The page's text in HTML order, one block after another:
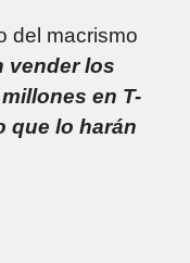
del macrismo
vender los
en T-
que lo harán